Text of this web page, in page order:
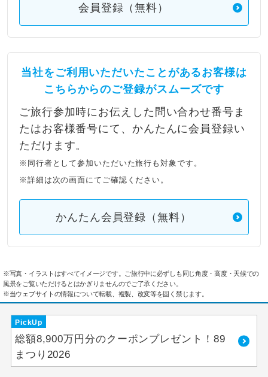
会員登録（無料）
当社をご利用いただいたことがあるお客様は
こちらからのご登録がスムーズです
ご旅行参加時にお伝えした問い合わせ番号ま
たはお客様番号にて、かんたんに会員登録い
ただけます。
※同行者として参加いただいた旅行も対象です。
※詳細は次の画面にてご確認ください。
かんたん会員登録（無料）
※写真・イラストはすべてイメージです。ご旅行中に必ずしも同じ角度・高度・天候での
風景をご覧いただけるとはかぎりませんのでご了承ください。
※当ウェブサイトの情報について転載、複製、改変等を固く禁じます。
PickUp
総額8,900万円分のクーポンプレゼント！89
まつり2026